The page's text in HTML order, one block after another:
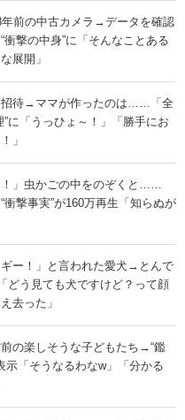
前の中古カメラ→データを確認
撃の中身”に「そんなことある
展開」
招待→ママが作ったのは……「全
に「うっひょ～！」「勝手にお
」
」虫かごの中をのぞくと……
衝撃事実”が160万再生「知らぬが
ー！」と言われた愛犬→とんで
どう見ても犬ですけど？って顔
去った」
前の楽しそうな子どもたち→“鑑
示「そうなるわなw」「分かる